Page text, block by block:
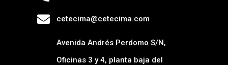
cetecima@cetecima.com
Avenida Andrés Perdomo S/N,
Oficinas 3 y 4, planta baja del